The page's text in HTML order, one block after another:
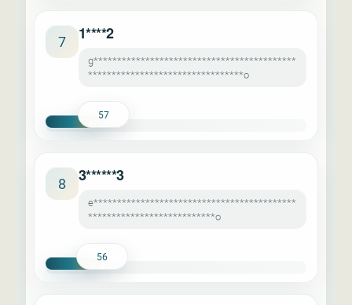
7 1****2
g*******************************************
*********************************o
57
8 3******3
e*******************************************
***************************o
56